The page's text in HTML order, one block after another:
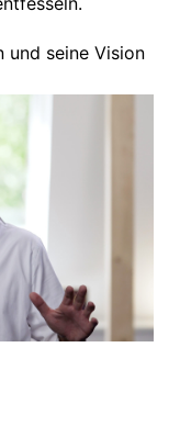
und seine Vision